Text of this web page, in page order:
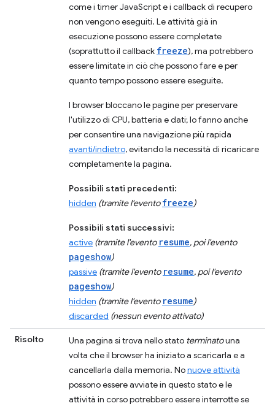
come i timer JavaScript e i callback di recupero
non vengono eseguiti. Le attività già in
esecuzione possono essere completate
(soprattutto il callback freeze), ma potrebbero
essere limitate in ciò che possono fare e per
quanto tempo possono essere eseguite.
I browser bloccano le pagine per preservare
l'utilizzo di CPU, batteria e dati; lo fanno anche
per consentire una navigazione più rapida
avanti/indietro, evitando la necessità di ricaricare
completamente la pagina.
Possibili stati precedenti:
hidden (tramite l'eventofreeze)
Possibili stati successivi:
active (tramite l'evento resume, poi l'evento
pageshow)
passive (tramite l'evento resume, poi l'evento
pageshow)
hidden (tramite l'evento resume)
discarded (nessun evento attivato)
Risolto Una pagina si trova nello stato terminatouna
volta che il browser ha iniziato a scaricarla e a
cancellarla dalla memoria. Nonuove attività
possono essere avviate in questo stato e le
attività in corso potrebbero essere interrotte se